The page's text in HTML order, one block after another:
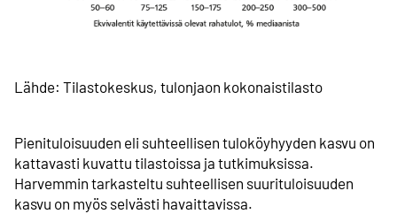
Lähde: Tilastokeskus, tulonjaon kokonaistilasto
Pienituloisuuden eli suhteellisen tuloköyhyyden kasvu on
kattavasti kuvattu tilastoissa ja tutkimuksissa.
Harvemmin tarkasteltu suhteellisen suurituloisuuden
kasvu on myös selvästi havaittavissa.